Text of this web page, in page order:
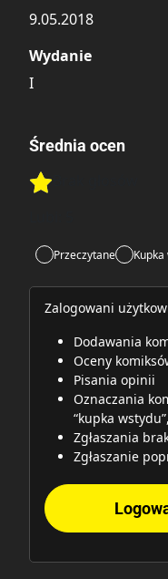
9.05.2018
Wydanie
I
Średnia ocen
Rate this
Przeczytane Kupka
Zalogowani
Dodawania
Oceny
Pisania opinii
Oznaczania
“kupka
Zgłaszania
Zgłaszanie